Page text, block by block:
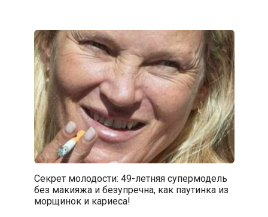
Секрет молодости: 49-летняя супермодель
без макияжа и безупречна, как паутинка из
морщинок и кариеса!